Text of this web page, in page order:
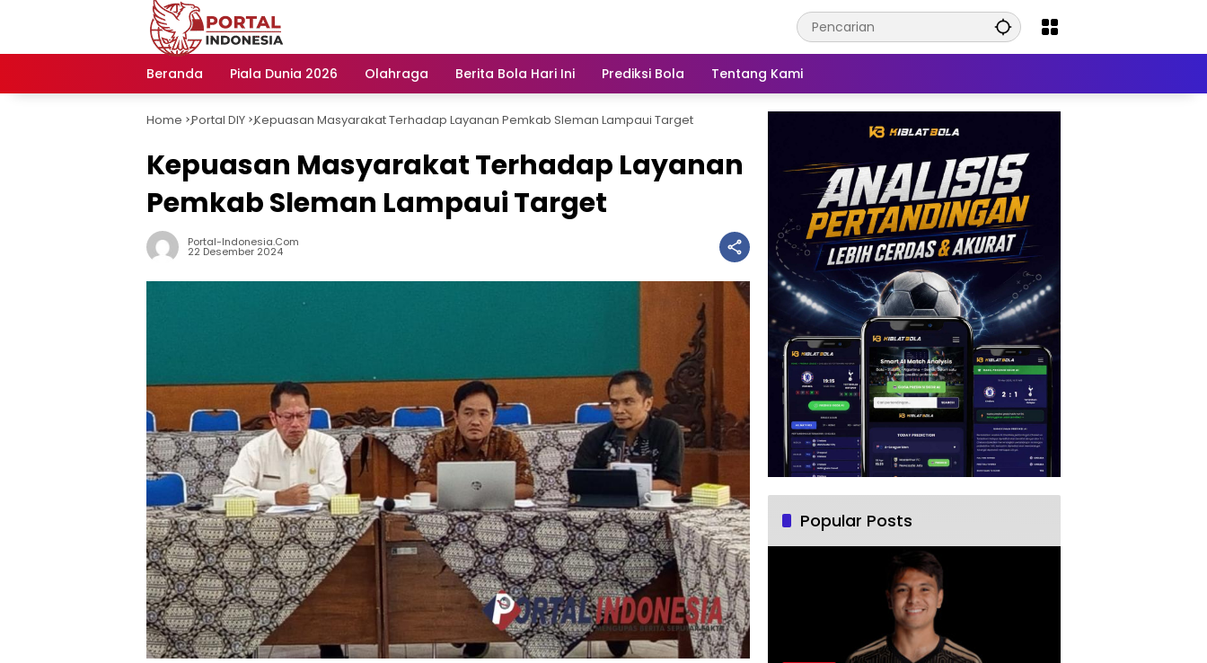
Beranda
Piala Dunia 2026 Olahraga Berita Bola Hari Ini Prediksi Bola Tentang Kami
Home -
Portal DIY -
Kepuasan Masyarakat Terhadap Layanan Pemkab Sleman Lampaui Target
Kepuasan Masyarakat Terhadap Layanan
Pemkab Sleman Lampaui Target
Portal-Indonesia.com
22 Desember 2024
Popular Posts